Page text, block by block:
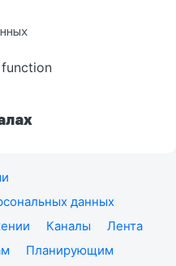
данных
Каналы
Лента
Планирующим